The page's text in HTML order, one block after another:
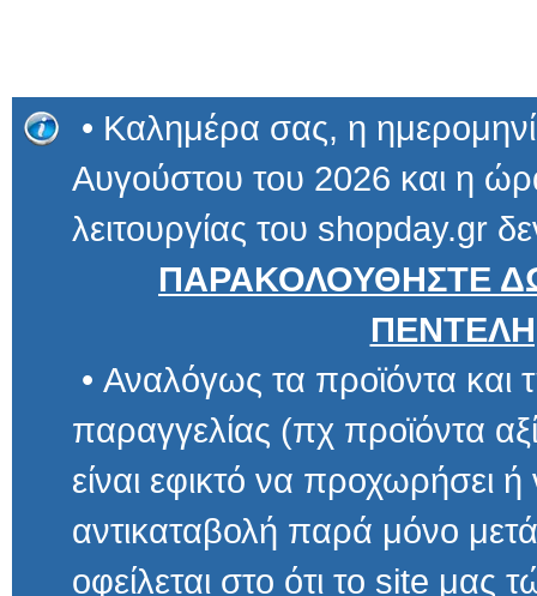
• Καλημέρα σας, η
Αυγούστου του 2026 και η
λειτουργίας του shopday.gr
ΠΑΡΑΚΟΛΟΥΘΗΣΤΕ
• Αναλόγως τα προϊόντα και
παραγγελίας (πχ προϊόντα αξίας
είναι εφικτό να προχωρήσει ή να
αντικαταβολή παρά μόνο μετά
οφείλεται στο ότι το site μας τώρα
τους πρώην προμηθευτές μας